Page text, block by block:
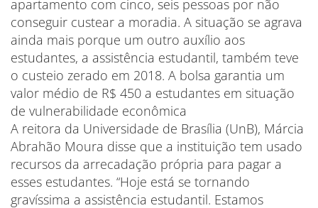
apartamento com cinco, seis pessoas por não
conseguir custear a moradia. A situação se agrava
ainda mais porque um outro auxílio aos
estudantes, a assistência estudantil, também teve
o custeio zerado em 2018. A bolsa garantia um
valor médio de R$ 450 a estudantes em situação
de vulnerabilidade econômica
A reitora da Universidade de Brasília (UnB), Márcia
Abrahão Moura disse que a instituição tem usado
recursos da arrecadação própria para pagar a
esses estudantes. “Hoje está se tornando
gravíssima a assistência estudantil. Estamos